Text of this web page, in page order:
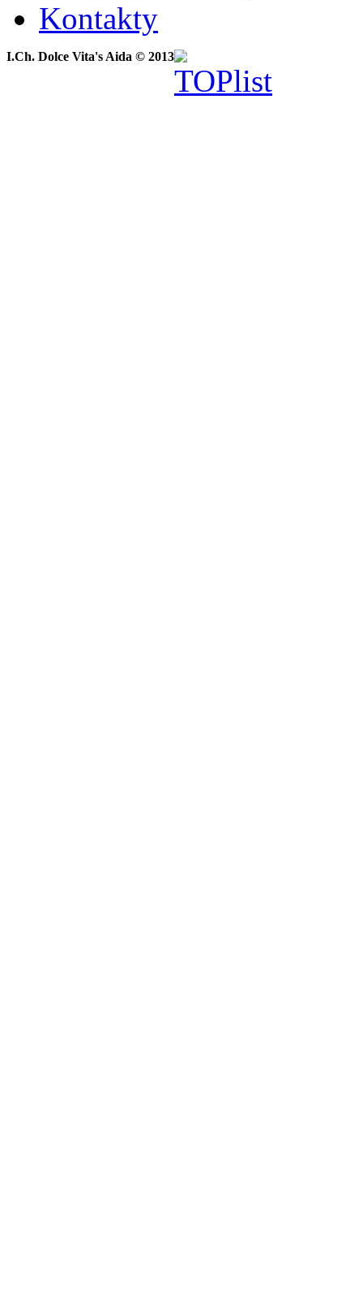
Kontakty
I.Ch. Dolce Vita's Aida © 2013